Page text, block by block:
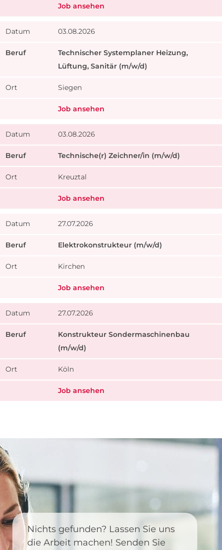
Job ansehen
03.08.2026
Technischer Systemplaner Heizung,
Lüftung, Sanitär (m/w/d)
Siegen
Job ansehen
03.08.2026
Technische(r) Zeichner/in (m/w/d)
Kreuztal
Job ansehen
27.07.2026
Elektrokonstrukteur (m/w/d)
Kirchen
Job ansehen
27.07.2026
Konstrukteur Sondermaschinenbau
(m/w/d)
Köln
Job ansehen
Nichts gefunden? Lassen Sie uns
die Arbeit machen! Senden Sie